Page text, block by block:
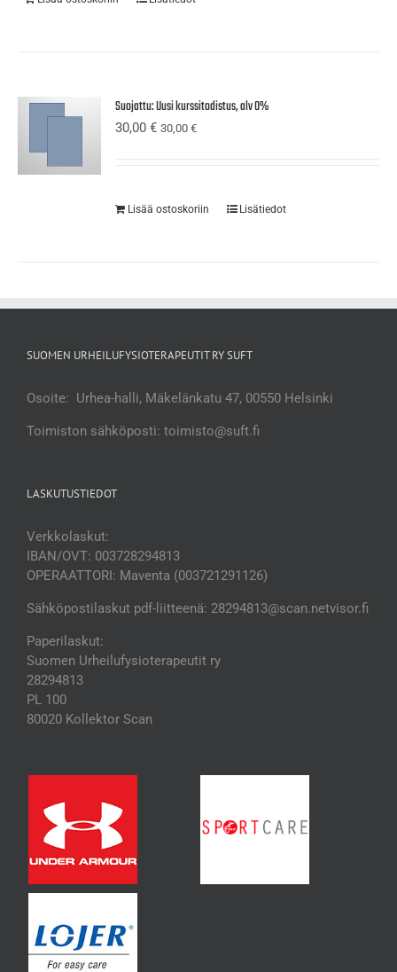
Suojattu: Uusi kurssitodistus, alv 0%
30,00€ 30,00€
Lisää ostoskoriin Lisätiedot
SUOMEN URHEILUFYSIOTERAPEUTIT RY SUFT
Osoite: Urhea-halli, Mäkelänkatu 47, 00550 Helsinki
Toimiston sähköposti: toimisto@suft.fi
LASKUTUSTIEDOT
Verkkolaskut:
IBAN/OVT: 003728294813
OPERAATTORI: Maventa (003721291126)
Sähköpostilaskut pdf-liitteenä: 28294813@scan.netvisor.fi
Paperilaskut:
Suomen Urheilufysioterapeutit ry
28294813
PL 100
80020 Kollektor Scan